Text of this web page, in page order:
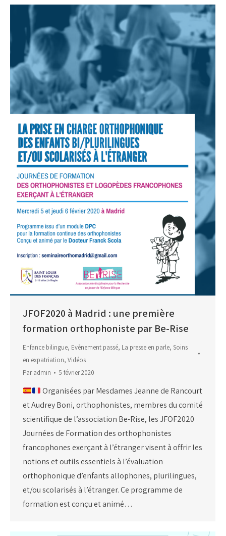
JFOF2020 à Madrid : une première
formation orthophoniste par Be-Rise
Enfance bilingue, Evènement passé, La presse en parle, Soins
en expatriation, Vidéos
Paradmin 5 février 2020
Organisées par Mesdames Jeanne de Rancourt
et Audrey Boni, orthophonistes, membres du comité
scientifique de l’association Be-Rise, les JFOF2020
Journées de Formation des orthophonistes
francophones exerçant à l’étranger visent à offrir les
notions et outils essentiels à l’évaluation
orthophonique d’enfants allophones, plurilingues,
et/ou scolarisés à l’étranger. Ce programme de
formation est conçu et animé…